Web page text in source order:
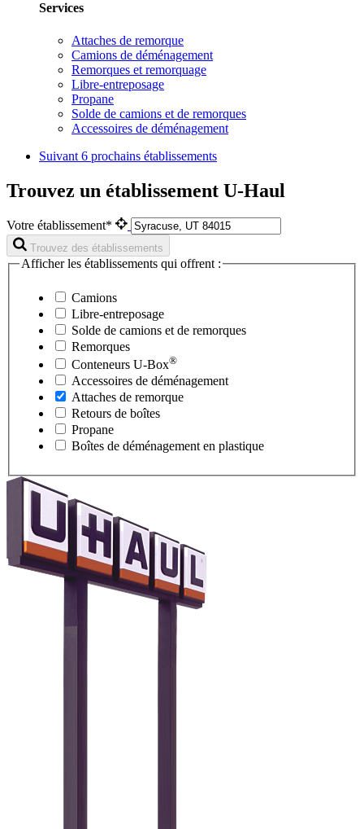
Services
Attaches de remorque
Camions de déménagement
Remorques et remorquage
Libre-entreposage
Propane
Solde de camions et de remorques
Accessoires de déménagement
Suivant 6 prochains établissements
Trouvez un établissement U-Haul
Votre établissement*
Trouvez des établissements
Afficher les établissements qui offrent :
Camions
Libre-entreposage
Solde de camions et de remorques
Remorques
Conteneurs U-Box®
Accessoires de déménagement
Attaches de remorque
Retours de boîtes
Propane
Boîtes de déménagement en plastique